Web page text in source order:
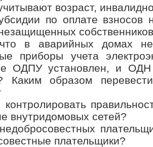
возраст,
по оплате взносов
в аварийных домах
приборы учета
ОДПУ установлен, и ОДН
Каким образом
внутридомовых сетей?
плательщики?